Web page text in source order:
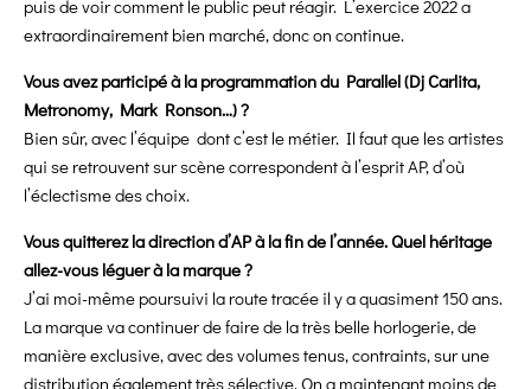
puis de voir comment le public peut réagir. L’exercice 2022 a
extraordinairement bien marché, donc on continue.
Vous avez participé à la programmation du Parallel (Dj Carlita,
Metronomy, Mark Ronson…) ?
Bien sûr, avec l’équipe dont c’est le métier. Il faut que les artistes
qui se retrouvent sur scène correspondent à l’esprit AP, d’où
l’éclectisme des choix.
Vous quitterez la direction d’AP à la fin de l’année. Quel héritage
allez-vous léguer à la marque ?
J’ai moi-même poursuivi la route tracée il y a quasiment 150 ans.
La marque va continuer de faire de la très belle horlogerie, de
manière exclusive, avec des volumes tenus, contraints, sur une
distribution également très sélective. On a maintenant moins de